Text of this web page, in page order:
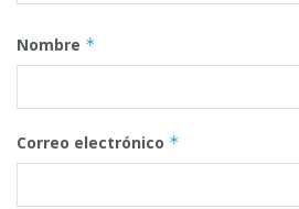
Nombre *
Correo electrónico *